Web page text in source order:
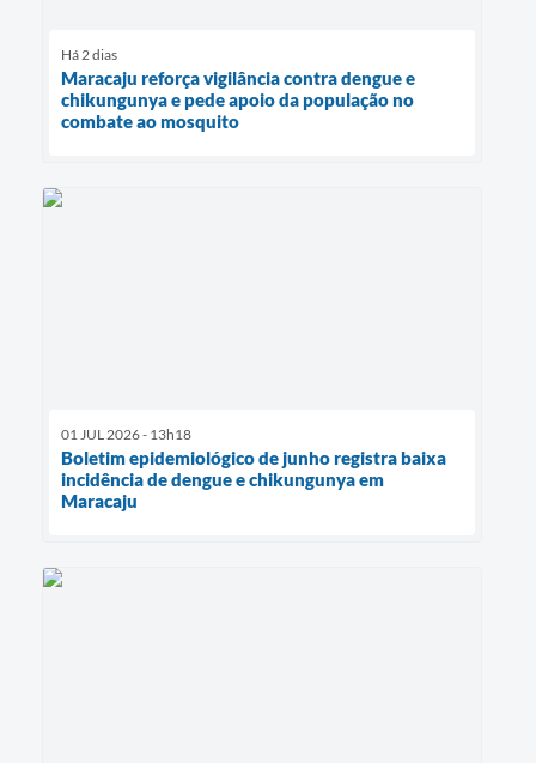
Há 2 dias
Maracaju reforça vigilância contra dengue e
chikungunya e pede apoio da população no
combate ao mosquito
01 JUL 2026 - 13h18
Boletim epidemiológico de junho registra baixa
incidência de dengue e chikungunya em
Maracaju